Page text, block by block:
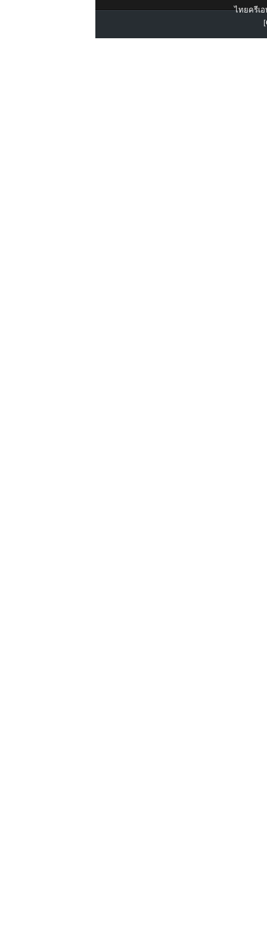
ไทยครีเอ
[